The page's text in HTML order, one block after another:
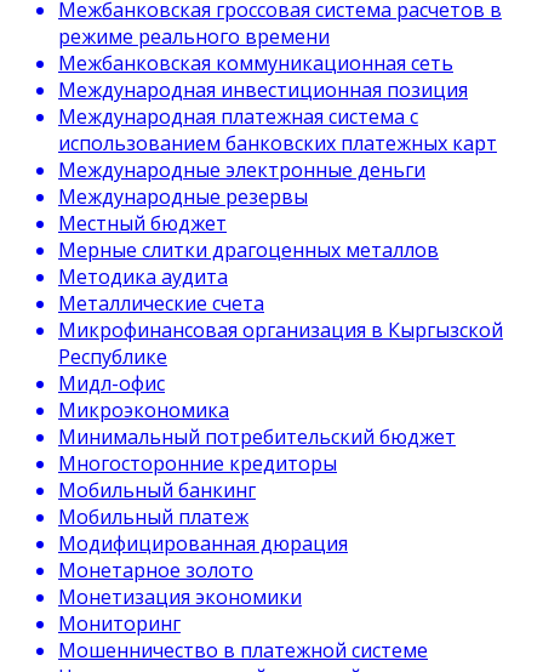
Межбанковская гроссовая система расчетов в
режиме реального времени
Межбанковская коммуникационная сеть
Международная инвестиционная позиция
Международная платежная система с
использованием банковских платежных карт
Международные электронные деньги
Международные резервы
Местный бюджет
Мерные слитки драгоценных металлов
Методика аудита
Металлические счета
Микрофинансовая организация в Кыргызской
Республике
Мидл-офис
Микроэкономика
Минимальный потребительский бюджет
Многосторонние кредиторы
Мобильный банкинг
Мобильный платеж
Модифицированная дюрация
Монетарное золото
Монетизация экономики
Мониторинг
Мошенничество в платежной системе